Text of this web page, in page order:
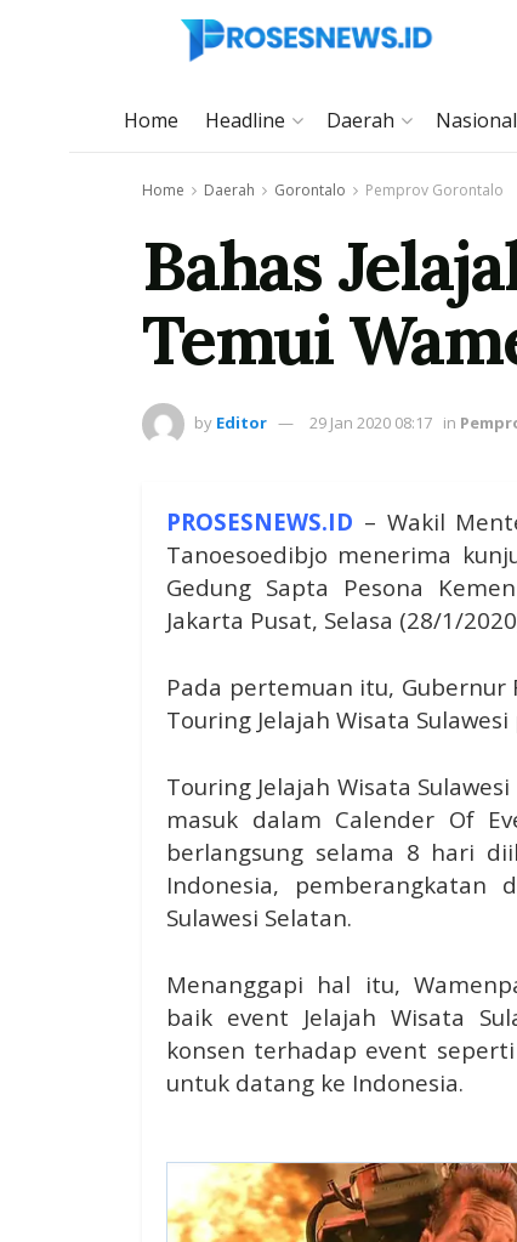
Home Headline Daerah Nasional
Home Daerah Gorontalo Pemprov Gorontalo
Bahas
Temui
by Editor 29 Jan 2020 08:17 in
PROSESNEWS.ID – Wakil
Tanoesoedibjo menerima
Gedung Sapta Pesona
Jakarta Pusat, Selasa (28/1/
Pada pertemuan itu, Gubernur
Touring Jelajah Wisata
Touring Jelajah Wisata
masuk dalam Calender Of
berlangsung selama 8 hari
Indonesia, pemberangkatan
Sulawesi Selatan.
Menanggapi hal itu,
baik event Jelajah Wisata
konsen terhadap event
untuk datang ke Indonesia.